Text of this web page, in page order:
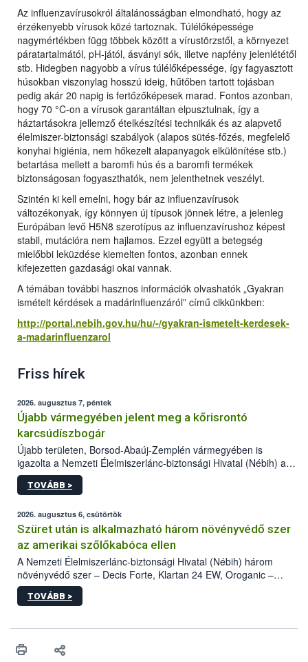
Az influenzavírusokról általánosságban elmondható, hogy az
érzékenyebb vírusok közé tartoznak. Túlélőképessége
nagymértékben függ többek között a vírustörzstől, a környezet
páratartalmától, pH-jától, ásványi sók, illetve napfény jelenlététől
stb. Hidegben nagyobb a vírus túlélőképessége, így fagyasztott
húsokban viszonylag hosszú ideig, hűtőben tartott tojásban
pedig akár 20 napig is fertőzőképesek marad. Fontos azonban,
hogy 70 °C-on a vírusok garantáltan elpusztulnak, így a
háztartásokra jellemző ételkészítési technikák és az alapvető
élelmiszer-biztonsági szabályok (alapos sütés-főzés, megfelelő
konyhai higiénia, nem hőkezelt alapanyagok elkülönítése stb.)
betartása mellett a baromfi hús és a baromfi termékek
biztonságosan fogyaszthatók, nem jelenthetnek veszélyt.
Szintén ki kell emelni, hogy bár az influenzavírusok
változékonyak, így könnyen új típusok jönnek létre, a jelenleg
Európában levő H5N8 szerotípus az influenzavírushoz képest
stabil, mutációra nem hajlamos. Ezzel együtt a betegség
mielőbbi leküzdése kiemelten fontos, azonban ennek
kifejezetten gazdasági okai vannak.
A témában további hasznos információk olvashatók „Gyakran
ismételt kérdések a madárinfluenzáról” című cikkünkben:
http://portal.nebih.gov.hu/hu/-/gyakran-ismetelt-kerdesek-
a-madarinfluenzarol
Friss hírek
2026. augusztus 7, péntek
Újabb vármegyében jelent meg a kőrisrontó
karcsúdíszbogár
Újabb területen, Borsod-Abaúj-Zemplén vármegyében is
igazolta a Nemzeti Élelmiszerlánc-biztonsági Hivatal (Nébih) a
kőrisrontó karcsúdíszbogár (Agrilus planipennis) jelenlétét. A
kártevőt nem csak színcsapdában találták meg, de már fertőzött
az intenzív felderítést, emellett az intézkedéseket a szlovák
hatósággal is összehangolják a terjedés megállítása érdekében.
TOVÁBB >
2026. augusztus 6, csütörtök
Szüret után is alkalmazható három növényvédő szer
az amerikai szőlőkabóca ellen
A Nemzeti Élelmiszerlánc-biztonsági Hivatal (Nébih) három
növényvédő szer – Decis Forte, Klartan 24 EW, Oroganic –
engedélyokiratát módosította, így azok a szüretet követően,
egészen a vesszőérettség (BBCH 91) stádiumáig
érésű szőlőkben is legyen lehetőség a károsító elleni további
felhasználók számára is elérhető és ökológiai termesztésben is
TOVÁBB >